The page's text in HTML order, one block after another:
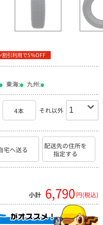
割引利用で5％OFF
東海: 九州:
4本 それ以外
宅へ送る
配送先の住所を
指定する
小計 6,790 円(税込)